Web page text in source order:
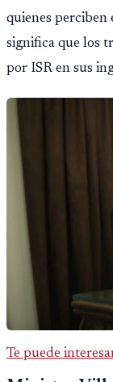
quienes perciben
significa que los
por ISR en sus
Te puede